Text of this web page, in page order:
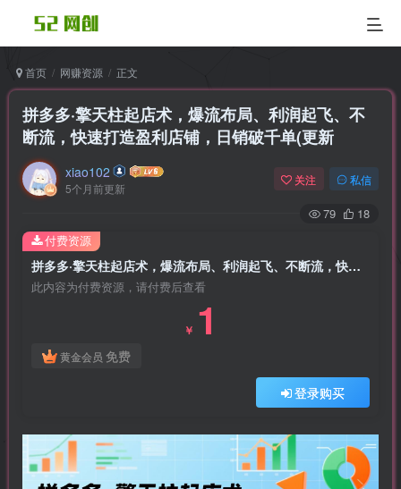
首页 网赚资源 正文
拼多多·擎天柱起店术，爆流布局、利润起飞、不
断流，快速打造盈利店铺，日销破千单(更新
xiao102
5个月前更新
关注 私信
79 18
拼多多·擎天柱起店术，爆流布局、利润起飞、不断流，快速打造盈利店铺，日销破千单(更新
此内容为付费资源，请付费后查看
￥ 1
黄金会员 免费
登录购买
付费资源